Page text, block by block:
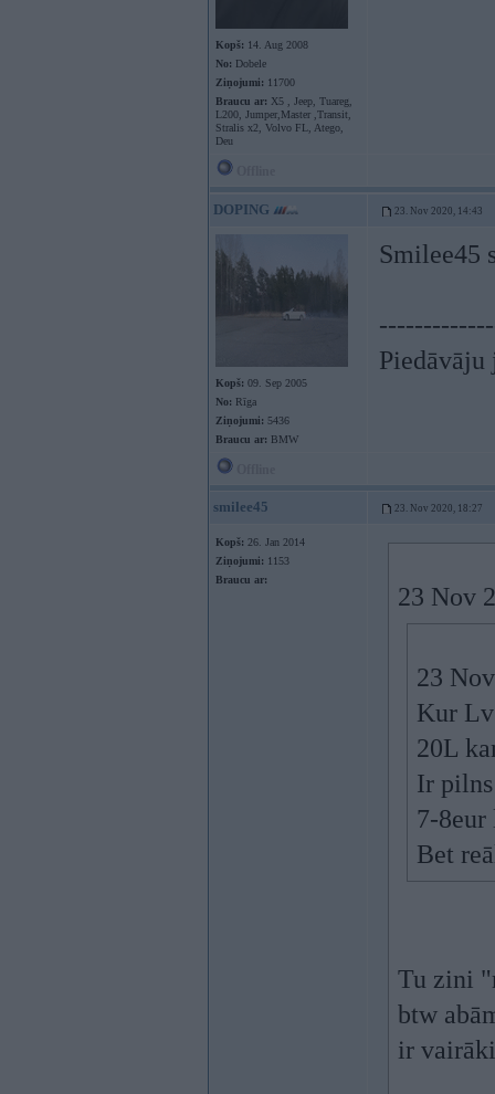
Kopš: 14. Aug 2008
No: Dobele
Ziņojumi: 11700
Braucu ar: X5 , Jeep, Tuareg,
L200, Jumper,Master ,Transit,
Stralis x2, Volvo FL, Atego,
Deu
DOPING 23. Nov 2020, 14:43
Kopš: 09. Sep 2005
No: Rīga
Ziņojumi: 5436
Braucu ar: BMW
Smilee45
Piedāvāju
smilee45 23. Nov 2020, 18:27
Kopš: 26. Jan 2014
Ziņojumi: 1153
Braucu ar:
23 Nov
23
Kur
20L
Ir
7-
Bet
Tu zini
btw
ir